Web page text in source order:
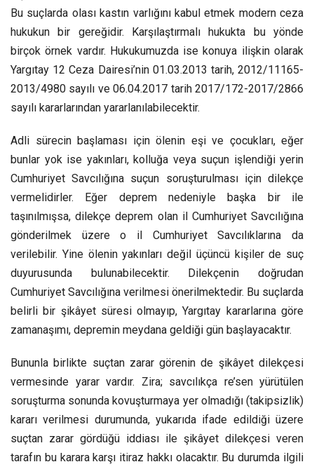
Bu suçlarda olası kastın varlığını kabul etmek modern ceza
hukukun bir gereğidir. Karşılaştırmalı hukukta bu yönde
birçok örnek vardır. Hukukumuzda ise konuya ilişkin olarak
Yargıtay 12 Ceza Dairesi’nin 01.03.2013 tarih, 2012/11165-
2013/4980 sayılı ve 06.04.2017 tarih 2017/172-2017/2866
sayılı kararlarından yararlanılabilecektir.
Adli sürecin başlaması için ölenin eşi ve çocukları, eğer
bunlar yok ise yakınları, kolluğa veya suçun işlendiği yerin
Cumhuriyet Savcılığına suçun soruşturulması için dilekçe
vermelidirler. Eğer deprem nedeniyle başka bir ile
taşınılmışsa, dilekçe deprem olan il Cumhuriyet Savcılığına
gönderilmek üzere o il Cumhuriyet Savcılıklarına da
verilebilir. Yine ölenin yakınları değil üçüncü kişiler de suç
duyurusunda bulunabilecektir. Dilekçenin doğrudan
Cumhuriyet Savcılığına verilmesi önerilmektedir. Bu suçlarda
belirli bir şikâyet süresi olmayıp, Yargıtay kararlarına göre
zamanaşımı, depremin meydana geldiği gün başlayacaktır.
Bununla birlikte suçtan zarar görenin de şikâyet dilekçesi
vermesinde yarar vardır. Zira; savcılıkça re’sen yürütülen
soruşturma sonunda kovuşturmaya yer olmadığı (takipsizlik)
kararı verilmesi durumunda, yukarıda ifade edildiği üzere
suçtan zarar gördüğü iddiası ile şikâyet dilekçesi veren
tarafın bu karara karşı itiraz hakkı olacaktır. Bu durumda ilgili